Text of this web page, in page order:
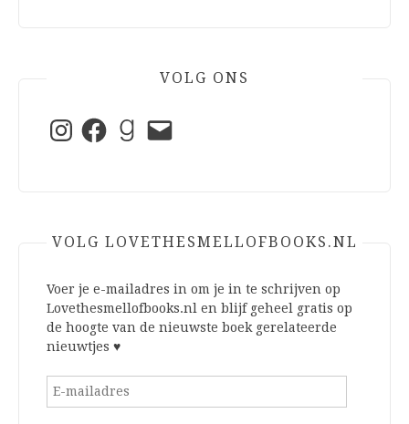
VOLG ONS
InstagramFacebookGoodreads
E-
mail
VOLG LOVETHESMELLOFBOOKS.NL
Voer je e-mailadres in om je in te schrijven op
Lovethesmellofbooks.nl en blijf geheel gratis op
de hoogte van de nieuwste boek gerelateerde
nieuwtjes ♥
E-
mailadres